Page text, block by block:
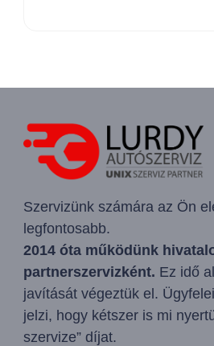
Szervizünk számára az Ön
legfontosabb.
2014 óta működünk
partnerszervizként. Ez idő
javítását végeztük el.
jelzi, hogy kétszer is mi
szervize” díjat.